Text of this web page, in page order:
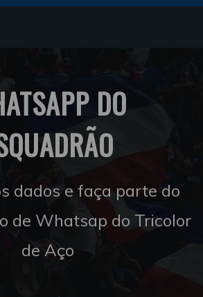
DO
dados e faça parte do
de Whatsap do Tricolor
de Aço